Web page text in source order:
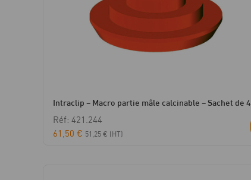
Intraclip – Macro partie mâle calcinable – Sachet de 4
Réf: 421.244
61,50 € 51,25 € (HT)